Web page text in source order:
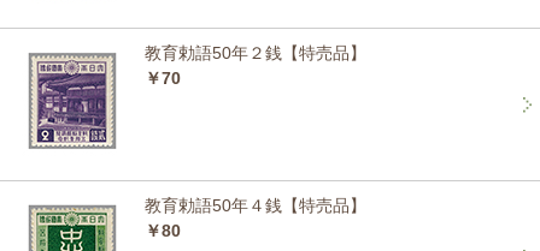
教育勅語50年２銭【特売品】
￥70
教育勅語50年４銭【特売品】
￥80